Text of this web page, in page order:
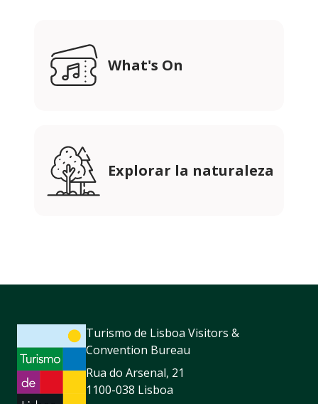
What's On
Explorar la naturaleza
Turismo de Lisboa Visitors &
Convention Bureau
Rua do Arsenal, 21
1100-038 Lisboa